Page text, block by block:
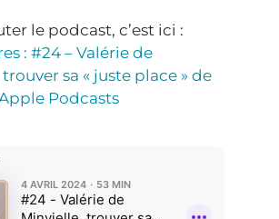
le podcast, c’est ici :
: #24 – Valérie de
sa « juste place » de
Podcasts